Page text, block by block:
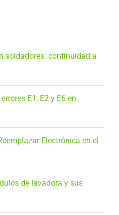
soldadores: continuidad a
E1, E2 y E6 en
Electrónica en el
de lavadora y sus